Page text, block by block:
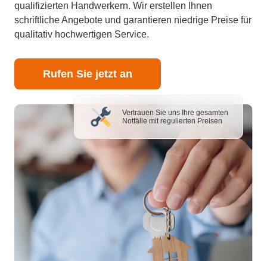
qualifizierten Handwerkern. Wir erstellen Ihnen
schriftliche Angebote und garantieren niedrige Preise für
qualitativ hochwertigen Service.
Rufen Sie jetzt an
Vertrauen Sie uns Ihre gesamten
Notfälle mit regulierten Preisen